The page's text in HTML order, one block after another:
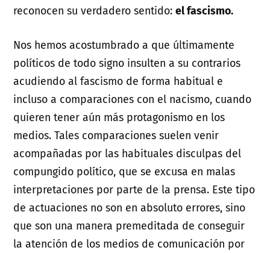
reconocen su verdadero sentido:el fascismo.
Nos hemos acostumbrado a que últimamente
políticos de todo signo insulten a su contrarios
acudiendo al fascismo de forma habitual e
incluso a comparaciones con el nacismo, cuando
quieren tener aún más protagonismo en los
medios. Tales comparaciones suelen venir
acompañadas por las habituales disculpas del
compungido político, que se excusa en malas
interpretaciones por parte de la prensa. Este tipo
de actuaciones no son en absoluto errores, sino
que son una manera premeditada de conseguir
la atención de los medios de comunicación por